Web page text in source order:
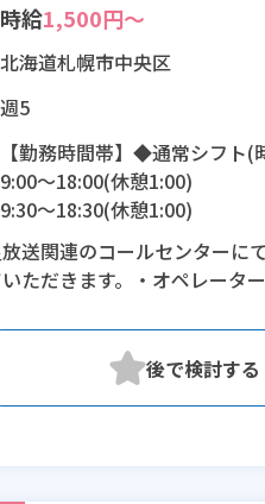
時給1,500円～
北海道札幌市中央区
週5
【勤務時間帯】◆通常シフト(
9:00〜18:00(休憩1:00)
9:30〜18:30(休憩1:00)
11:30〜20:30(休憩1:00)
※残業：20〜30時間程度/月
送関連のコールセンターに
いただきます。・オペレータ